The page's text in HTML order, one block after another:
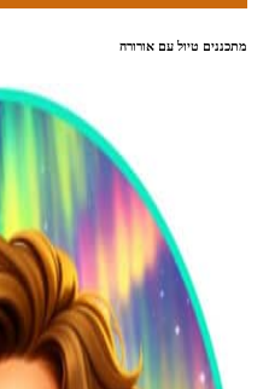
מתכננים טיול עם אורורה